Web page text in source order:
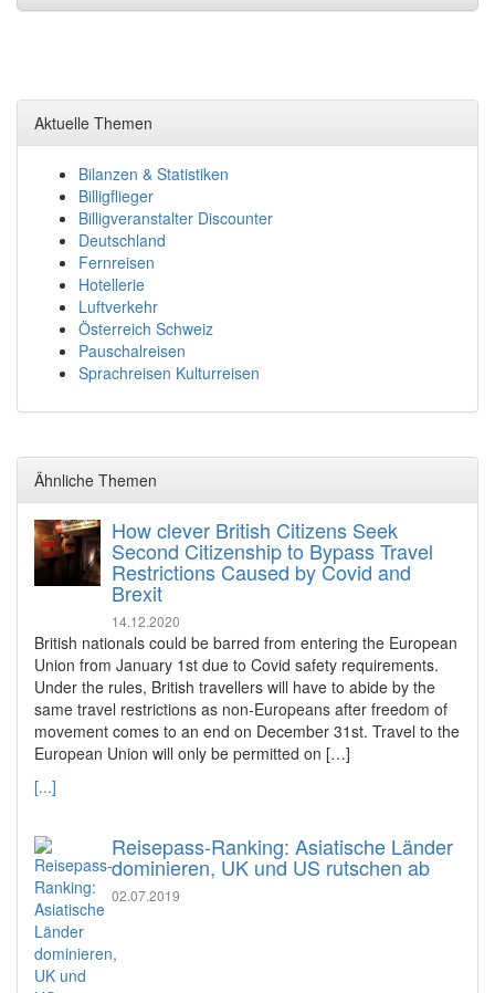
Aktuelle Themen
Bilanzen & Statistiken
Billigflieger
Billigveranstalter Discounter
Deutschland
Fernreisen
Hotellerie
Luftverkehr
Österreich Schweiz
Pauschalreisen
Sprachreisen Kulturreisen
Ähnliche Themen
How clever British Citizens Seek
Second Citizenship to Bypass Travel
Restrictions Caused by Covid and
Brexit
14.12.2020
British nationals could be barred from entering the European
Union from January 1st due to Covid safety requirements.
Under the rules, British travellers will have to abide by the
same travel restrictions as non-Europeans after freedom of
movement comes to an end on December 31st. Travel to the
European Union will only be permitted on […]
[...]
Reisepass-Ranking: Asiatische Länder
dominieren, UK und US rutschen ab
02.07.2019